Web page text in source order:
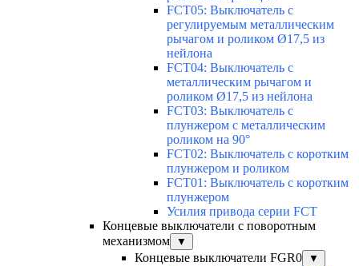
FCT05: Выключатель с
регулируемым металлическим
рычагом и роликом Ø17,5 из
нейлона
FCT04: Выключатель с
металлическим рычагом и
роликом Ø17,5 из нейлона
FCT03: Выключатель с
плунжером с металлическим
роликом на 90°
FCT02: Выключатель с коротким
плунжером и роликом
FCT01: Выключатель с коротким
плунжером
Усилия привода серии FCT
Концевые выключатели с поворотным
механизмом
▼
Концевые выключатели FGR0 ▼